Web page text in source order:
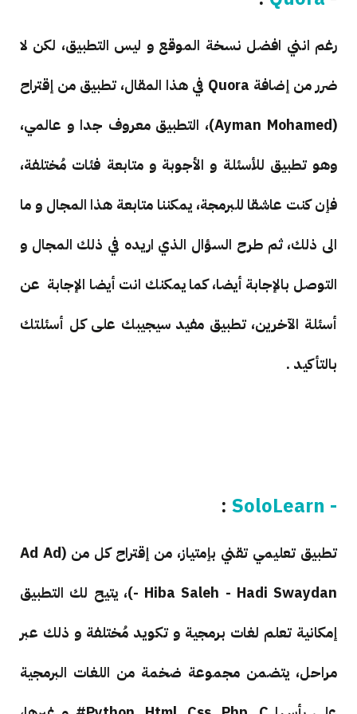
رغم انني افضل نسخة الموقع و ليس التطبيق، لكن لا
ضرر من إضافة Quora في هذا المقال، تطبيق من إقتراح
(Ayman Mohamed)، التطبيق معروف جدا و عالمي،
وهو تطبيق للأسئلة و الأجوبة و متابعة فئات مُختلفة،
فإن كنت عاشقا للبرمجة، يمكننا متابعة هذا المجال و ما
الى ذلك، ثم طرح السؤال الذي اريده في ذلك المجال و
التوصل بالإجابة أيضا، كما يمكنك انت أيضا الإجابة عن
أسئلة الآخرين، تطبيق مفيد سيجيبك على كل أسئلتك
بالتأكيد .
- SoloLearn
:
تطبيق تعليمي تقني بإمتياز، من إقتراح كل من (Ad Ad
- Hiba Saleh - Hadi Swaydan)، يتيح لك التطبيق
إمكانية تعلم لغات برمجية و تكويد مُختلفة و ذلك عبر
مراحل، يتضمن مجموعة ضخمة من اللغات البرمجية